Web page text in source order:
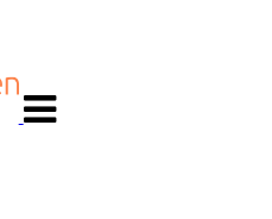
navigasjon